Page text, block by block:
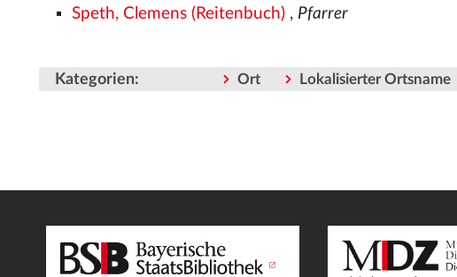
Speth, Clemens (Reitenbuch) , Pfarrer
Kategorien: Ort Lokalisierter Ortsname